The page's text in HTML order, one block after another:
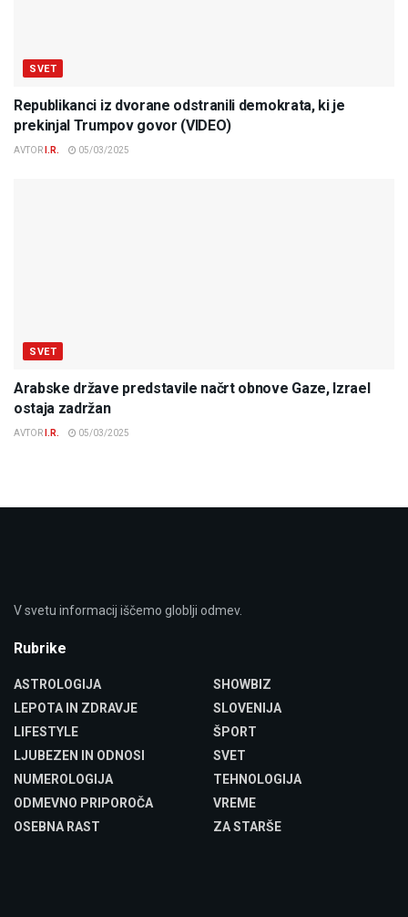
SVET
Republikanci iz dvorane odstranili demokrata, ki je
prekinjal Trumpov govor (VIDEO)
AVTOR I.R. 05/03/2025
SVET
Arabske države predstavile načrt obnove Gaze, Izrael
ostaja zadržan
AVTOR I.R. 05/03/2025
V svetu informacij iščemo globlji odmev.
Rubrike
ASTROLOGIJA
LEPOTA IN ZDRAVJE
LIFESTYLE
LJUBEZEN IN ODNOSI
NUMEROLOGIJA
ODMEVNO PRIPOROČA
OSEBNA RAST
SHOWBIZ
SLOVENIJA
ŠPORT
SVET
TEHNOLOGIJA
VREME
ZA STARŠE